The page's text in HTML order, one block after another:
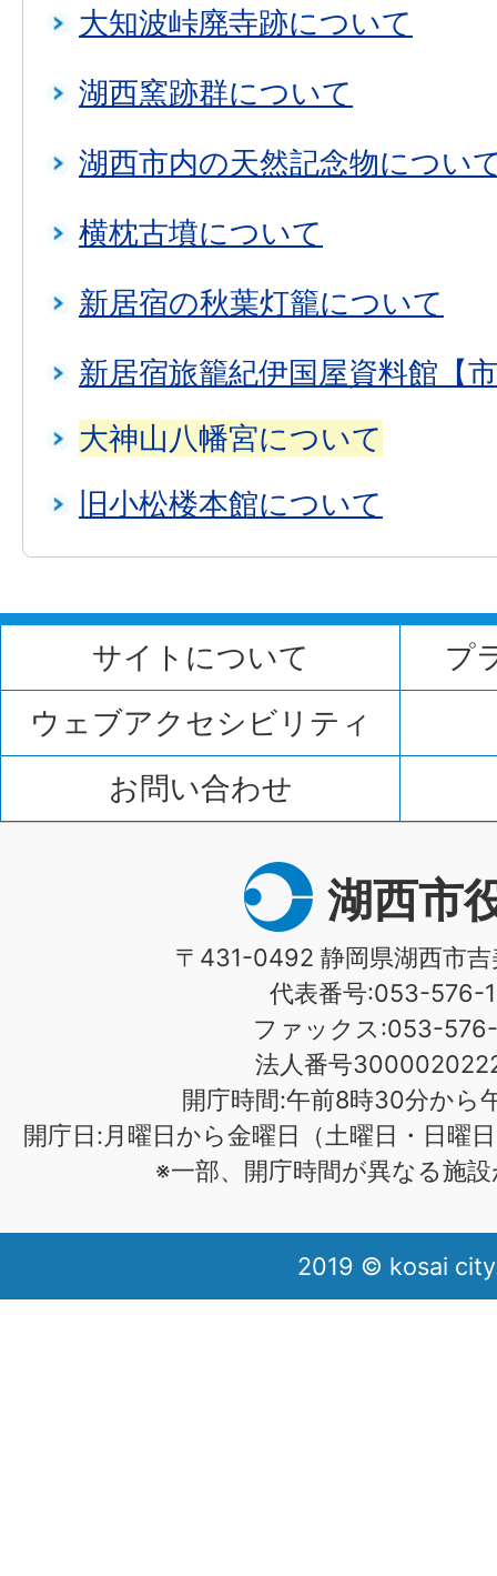
大知波峠廃寺跡について
湖西窯跡群について
湖西市内の天然記念物につい
横枕古墳について
新居宿の秋葉灯籠について
新居宿旅籠紀伊国屋資料館【
大神山八幡宮について
旧小松楼本館について
サイトについて
プ
ウェブアクセシビリティ
お問い合わせ
湖西市
〒431-0492 静岡県湖西市
代表番号:053-576-
ファックス:053-576-
法人番号
開庁時間:午前8時30分から
開庁日:月曜日から金曜日（土曜日・日曜
※一部、開庁時間が異なる施
2019 © kosai